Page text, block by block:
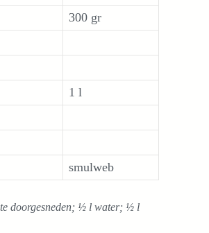
300 gr
1 l
smulweb
doorgesneden; ½ l water; ½ l